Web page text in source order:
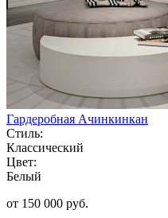
Гардеробная Ачинкинкан
Стиль:
Классический
Цвет:
Белый
от 150 000 руб.